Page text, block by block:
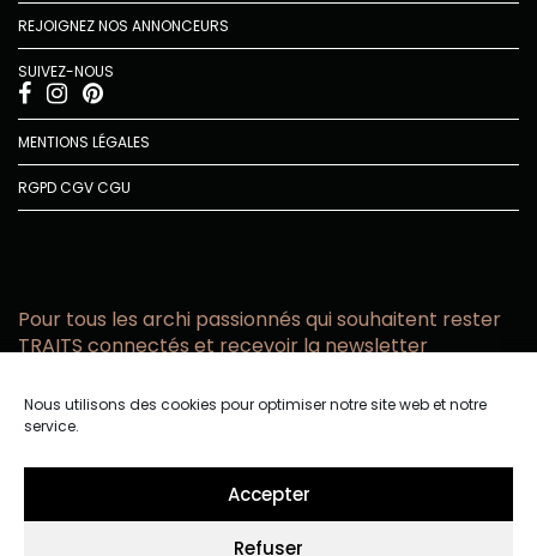
Nous utilisons des cookies pour optimiser notre site web et notre
service.
Accepter
Refuser
REJOIGNEZ NOS ANNONCEURS
SUIVEZ-NOUS
MENTIONS LÉGALES
RGPDCGVCGU
Pour tous les archi passionnés qui souhaitent rester
TRAITS connectés et recevoir la newsletter
email
confidentialité.